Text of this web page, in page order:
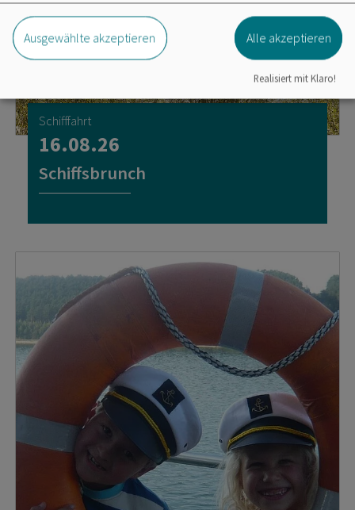
Schifffahrt
16.08.26
Schiffsbrunch
Ausgewählte akzeptieren Alle akzeptieren
Realisiert mit Klaro!